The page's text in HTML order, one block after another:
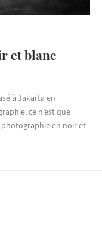
et blanc
à Jakarta en
ce n’est que
en noir et